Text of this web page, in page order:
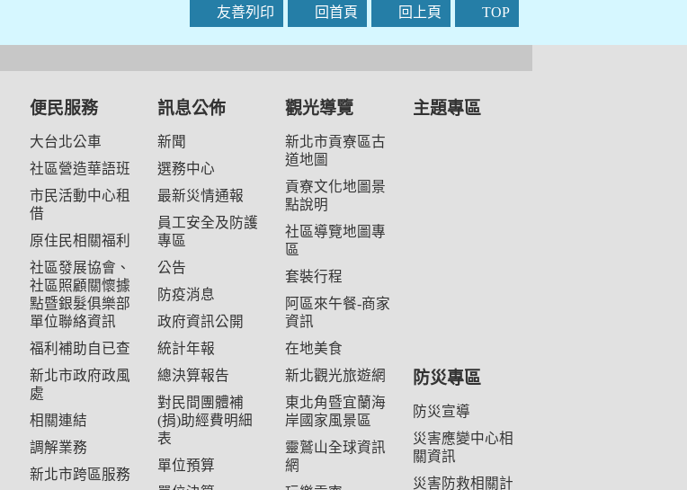
友善列印 回首頁 回上頁 TOP
便民服務
大台北公車
社區營造華語班
市民活動中心租
借
原住民相關福利
社區發展協會、
社區照顧關懷據
點暨銀髮俱樂部
單位聯絡資訊
福利補助自已查
新北市政府政風
處
相關連結
調解業務
新北市跨區服務
訊息公佈
新聞
選務中心
最新災情通報
員工安全及防護
專區
公告
防疫消息
政府資訊公開
統計年報
總決算報告
對民間團體補
(捐)助經費明細
表
單位預算
觀光導覽
新北市貢寮區古
道地圖
貢寮文化地圖景
點說明
社區導覽地圖專
區
套裝行程
阿區來午餐-商家
資訊
在地美食
新北觀光旅遊網
東北角暨宜蘭海
岸國家風景區
靈鷲山全球資訊
網
主題專區
防災專區
防災宣導
災害應變中心相
關資訊
災害防救相關計